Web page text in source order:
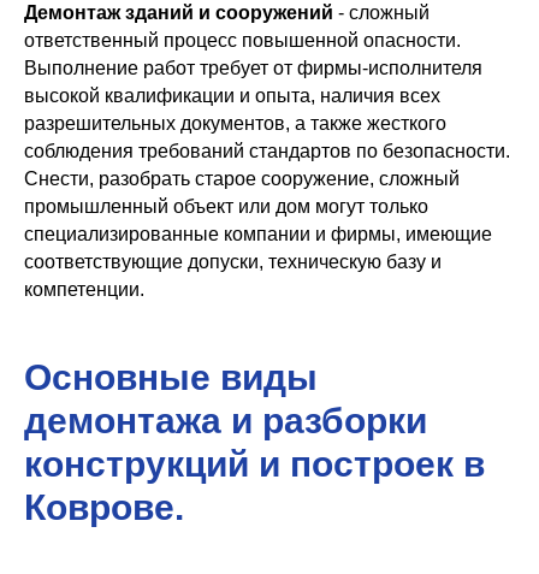
Демонтаж зданий и сооружений - сложный
ответственный процесс повышенной опасности.
Выполнение работ требует от фирмы-исполнителя
высокой квалификации и опыта, наличия всех
разрешительных документов, а также жесткого
соблюдения требований стандартов по безопасности.
Снести, разобрать старое сооружение, сложный
промышленный объект или дом могут только
специализированные компании и фирмы, имеющие
соответствующие допуски, техническую базу и
компетенции.
Основные виды
демонтажа и разборки
конструкций и построек в
Коврове.